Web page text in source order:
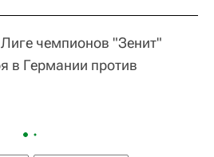
чемпионов "Зенит"
в Германии против